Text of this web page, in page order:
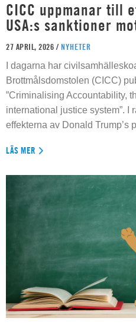
CICC uppmanar till
USA:s sanktioner
27 APRIL, 2026 / NYHETER
I dagarna har
Brottmålsdomstolen (CICC)
”Criminalising Accountability,
international justice system”. I
effekterna av Donald Trump’s
LÄS MER